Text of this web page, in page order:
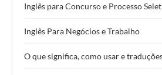
Inglês para Concurso e Processo
Inglês Para Negócios e Trabalho
O que significa, como usar e